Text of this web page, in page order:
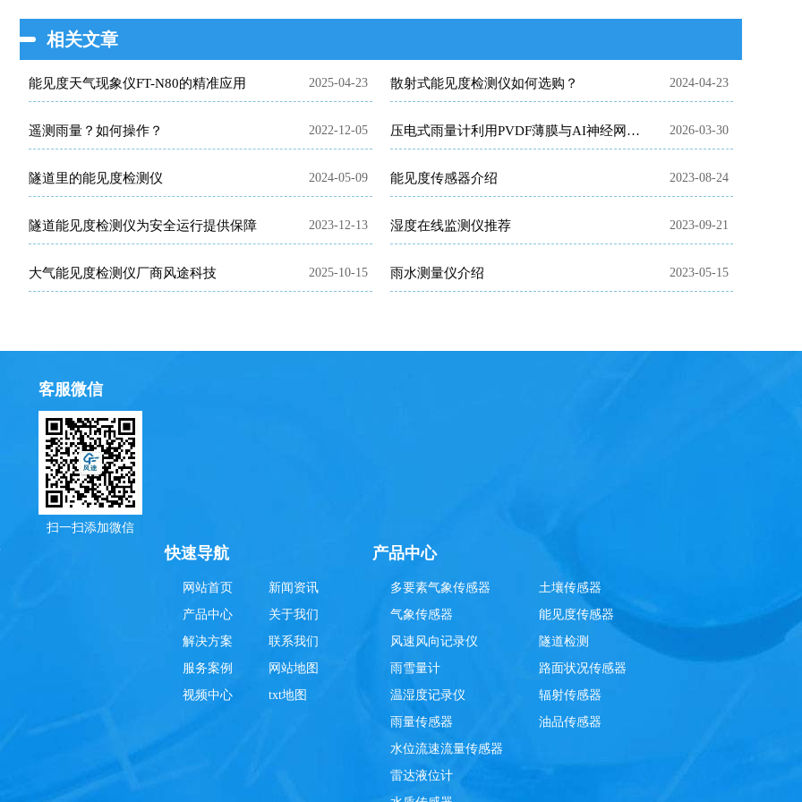
相关文章
能见度天气现象仪FT-N80的精准应用 2025-04-23 散射式能见度检测仪如何选购？ 2024-04-23
遥测雨量？如何操作？ 2022-12-05 压电式雨量计利用PVDF薄膜与AI神经网络实现无机械部件免维护测量 2026-03-30
隧道里的能见度检测仪 2024-05-09 能见度传感器介绍 2023-08-24
隧道能见度检测仪为安全运行提供保障 2023-12-13 湿度在线监测仪推荐 2023-09-21
大气能见度检测仪厂商风途科技 2025-10-15 雨水测量仪介绍 2023-05-15
客服微信
扫一扫添加微信
快速导航
网站首页
产品中心
解决方案
服务案例
视频中心
新闻资讯
关于我们
联系我们
网站地图
txt地图
产品中心
多要素气象传感器
气象传感器
风速风向记录仪
雨雪量计
温湿度记录仪
雨量传感器
水位流速流量传感器
雷达液位计
土壤传感器
能见度传感器
隧道检测
路面状况传感器
辐射传感器
油品传感器